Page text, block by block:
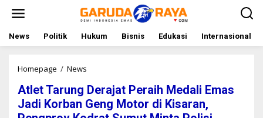
t
News Politik Hukum Bisnis Edukasi Internasional
Homepage / News
e
t
Atlet Tarung Derajat Peraih Medali Emas
Jadi Korban Geng Motor di Kisaran,